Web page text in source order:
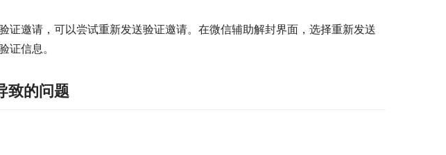
证邀请，可以尝试重新发送验证邀请。在微信辅助解封界面，选择重新发送
证信息。
致的问题